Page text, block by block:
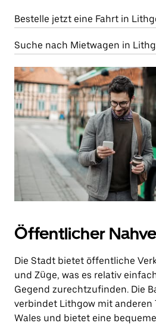
Bestelle jetzt eine Fahrt in
Suche nach Mietwagen in
Öffentlicher
Die Stadt bietet öffentliche
und Züge, was es relativ
Gegend zurechtzufinden. Die
verbindet Lithgow mit anderen
Wales und bietet eine